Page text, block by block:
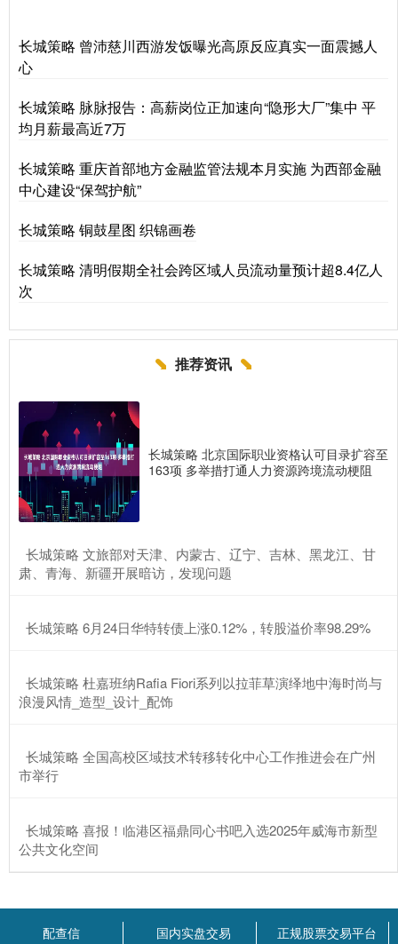
长城策略 曾沛慈川西游发饭曝光高原反应真实一面震撼人
心
长城策略 脉脉报告：高薪岗位正加速向“隐形大厂”集中 平
均月薪最高近7万
长城策略 重庆首部地方金融监管法规本月实施 为西部金融
中心建设“保驾护航”
长城策略 铜鼓星图 织锦画卷
长城策略 清明假期全社会跨区域人员流动量预计超8.4亿人
次
推荐资讯
长城策略 北京国际职业资格认可目录扩容至
163项 多举措打通人力资源跨境流动梗阻
​长城策略 文旅部对天津、内蒙古、辽宁、吉林、黑龙江、甘
肃、青海、新疆开展暗访，发现问题
​长城策略 6月24日华特转债上涨0.12%，转股溢价率98.29%
​长城策略 杜嘉班纳Rafia Fiori系列以拉菲草演绎地中海时尚与
浪漫风情_造型_设计_配饰
​长城策略 全国高校区域技术转移转化中心工作推进会在广州
市举行
​长城策略 喜报！临港区福鼎同心书吧入选2025年威海市新型
公共文化空间
配查信 国内实盘交易 正规股票交易平台